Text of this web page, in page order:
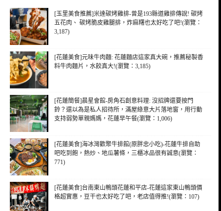
[玉里美食推薦]米達碳烤雞排-曾是193縣道雞排傳說! 碳烤
五花肉、 碳烤脆皮雞腿排，炸麻糬也太好吃了吧!(瀏覽：
3,187)
[花蓮美食]元味牛肉麵: 花蓮麵店這家真大碗，推薦秘製香
料牛肉麵片，水餃真大!(瀏覽：3,185)
[花蓮簡餐]晨星會館-房角石創意料理: 沒招牌還要按門
鈴？還以為是私人招待所，滿屋綠意大片落地窗，用行動
支持弱勢單親媽媽，花蓮早午餐(瀏覽：1,006)
[花蓮美食]海冰灣歡聚牛排館(原胖忠小吃)-花蓮牛排自助
吧吃到飽，熱炒、地瓜薯條，三櫃冰品很有誠意(瀏覽：
771)
[花蓮美食]台南東山鴨頭花蓮和平店-花蓮這家東山鴨頭價
格超實惠，豆干也太好吃了吧，老店值得推!(瀏覽：107)